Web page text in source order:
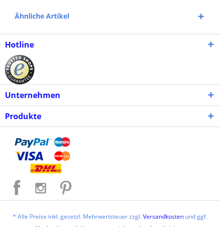
Ähnliche Artikel
Hotline
Unternehmen
Produkte
* Alle Preise inkl. gesetzl. Mehrwertsteuer zzgl.Versandkosten und ggf.